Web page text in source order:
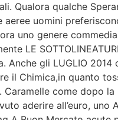
Qualora qualche
aeree uomini
uno genere
LE
Anche gli LUGLIO 2014
il Chimica,in quanto
come dopo la
aderire all’euro, uno